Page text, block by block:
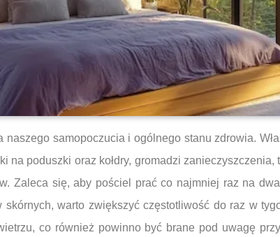
samopoczucia i ogólnego stanu zdrowia.
na poduszki oraz kołdry, gromadzi
Zaleca się, aby pościel prać co najmniej raz na
warto zwiększyć częstotliwość do raz w
co również powinno być brane pod uwagę